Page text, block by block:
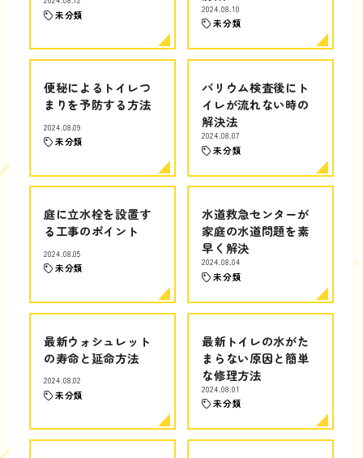
未分類
2024.08.10
未分類
便秘によるトイレつ
まりを予防する方法
2024.08.09
未分類
バリウム検査後にト
イレが流れない時の
解決法
2024.08.07
未分類
庭に立水栓を設置す
る工事のポイント
2024.08.05
未分類
水道救急センターが
家庭の水道問題を素
早く解決
2024.08.04
未分類
最新ウォシュレット
の寿命と延命方法
2024.08.02
未分類
最新トイレの水がた
まらない原因と簡単
な修理方法
2024.08.01
未分類